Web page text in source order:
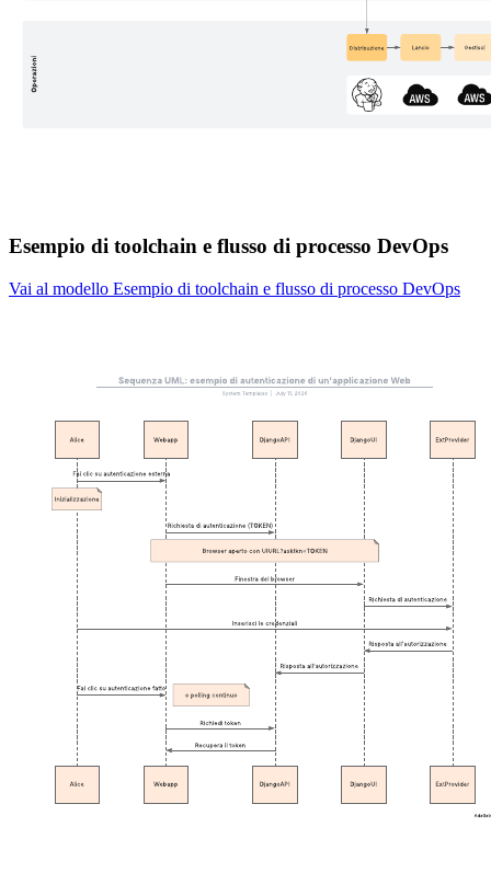
Esempio di toolchain e flusso di processo DevOps
Vai al modello Esempio di toolchain e flusso di processo DevOps